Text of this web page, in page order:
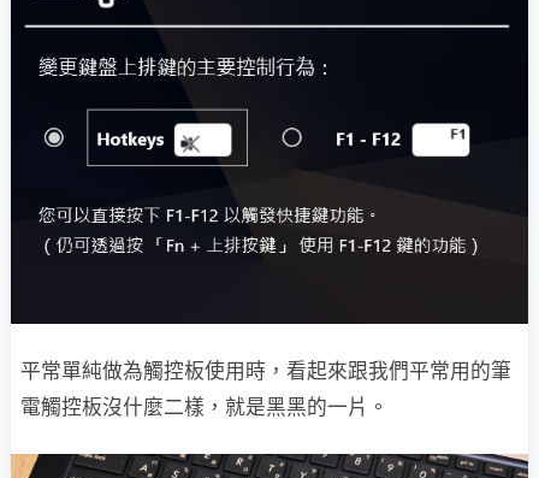
平常單純做為觸控板使用時，看起來跟我們平常用的筆
電觸控板沒什麼二樣，就是黑黑的一片。